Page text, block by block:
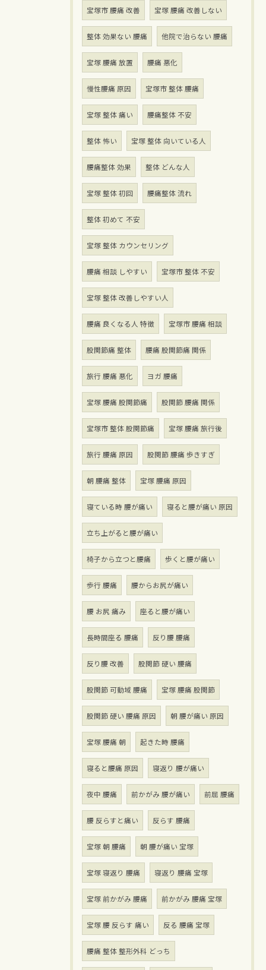
宝塚市 腰痛 改善 宝塚 腰痛 改善しない
整体 効果ない 腰痛 他院で治らない 腰痛
宝塚 腰痛 放置 腰痛 悪化
慢性腰痛 原因 宝塚市 整体 腰痛
宝塚 整体 痛い 腰痛整体 不安
整体 怖い 宝塚 整体 向いている人
腰痛整体 効果 整体 どんな人
宝塚 整体 初回 腰痛整体 流れ
整体 初めて 不安
宝塚 整体 カウンセリング
腰痛 相談 しやすい 宝塚市 整体 不安
宝塚 整体 改善しやすい人
腰痛 良くなる人 特徴 宝塚市 腰痛 相談
股関節痛 整体 腰痛 股関節痛 関係
旅行 腰痛 悪化 ヨガ 腰痛
宝塚 腰痛 股関節痛 股関節 腰痛 関係
宝塚市 整体 股関節痛 宝塚 腰痛 旅行後
旅行 腰痛 原因 股関節 腰痛 歩きすぎ
朝 腰痛 整体 宝塚 腰痛 原因
寝ている時 腰が痛い 寝ると腰が痛い 原因
立ち上がると腰が痛い
椅子から立つと腰痛 歩くと腰が痛い
歩行 腰痛 腰からお尻が痛い
腰 お尻 痛み 座ると腰が痛い
長時間座る 腰痛 反り腰 腰痛
反り腰 改善 股関節 硬い 腰痛
股関節 可動域 腰痛 宝塚 腰痛 股関節
股関節 硬い 腰痛 原因 朝 腰が痛い 原因
宝塚 腰痛 朝 起きた時 腰痛
寝ると腰痛 原因 寝返り 腰が痛い
夜中 腰痛 前かがみ 腰が痛い 前屈 腰痛
腰 反らすと痛い 反らす 腰痛
宝塚 朝 腰痛 朝 腰が痛い 宝塚
宝塚 寝返り 腰痛 寝返り 腰痛 宝塚
宝塚 前かがみ 腰痛 前かがみ 腰痛 宝塚
宝塚 腰 反らす 痛い 反る 腰痛 宝塚
腰痛 整体 整形外科 どっち